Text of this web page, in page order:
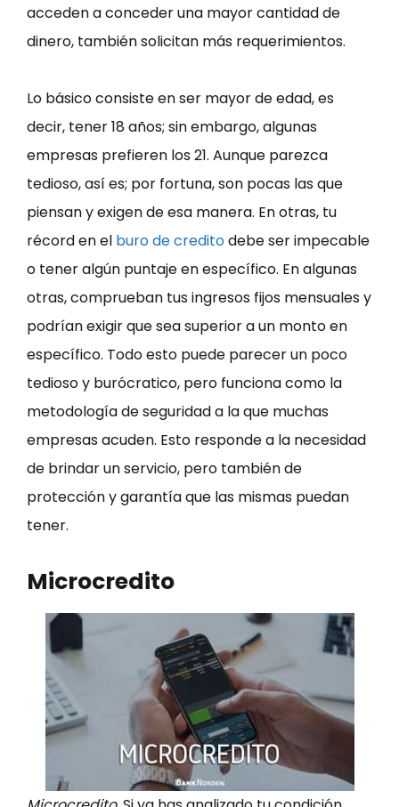
acceden a conceder una mayor cantidad de
dinero, también solicitan más requerimientos.
Lo básico consiste en ser mayor de edad, es
decir, tener 18 años; sin embargo, algunas
empresas prefieren los 21. Aunque parezca
tedioso, así es; por fortuna, son pocas las que
piensan y exigen de esa manera. En otras, tu
récord en el buro de creditodebe ser impecable
o tener algún puntaje en específico. En algunas
otras, comprueban tus ingresos fijos mensuales y
podrían exigir que sea superior a un monto en
específico. Todo esto puede parecer un poco
tedioso y burócratico, pero funciona como la
metodología de seguridad a la que muchas
empresas acuden. Esto responde a la necesidad
de brindar un servicio, pero también de
protección y garantía que las mismas puedan
tener.
Microcredito